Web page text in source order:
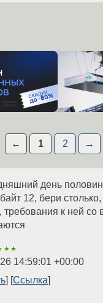
← 1 2 →
день
12, бери столько,
к ней со
14:59:01 +00:00
Ссылка